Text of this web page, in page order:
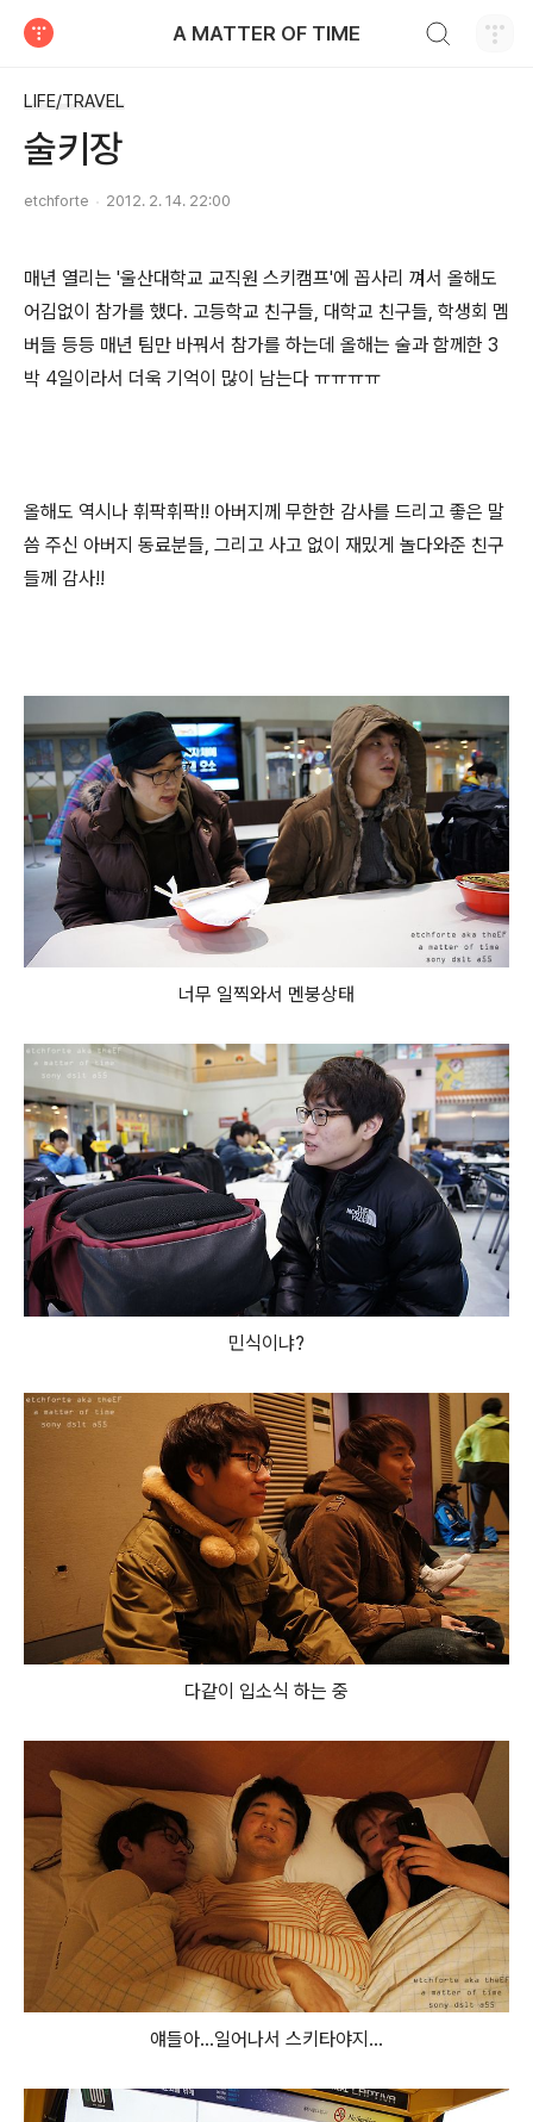
A MATTER OF TIME
LIFE/TRAVEL
술키장
etchforte 2012. 2. 14. 22:00
매년 열리는 '울산대학교 교직원 스키캠프'에 꼽사리 껴서 올해도
어김없이 참가를 했다. 고등학교 친구들, 대학교 친구들, 학생회 멤
버들 등등 매년 팀만 바꿔서 참가를 하는데 올해는 술과 함께한 3
박 4일이라서 더욱 기억이 많이 남는다 ㅠㅠㅠㅠ
올해도 역시나 휘팍휘팍!! 아버지께 무한한 감사를 드리고 좋은 말
씀 주신 아버지 동료분들, 그리고 사고 없이 재밌게 놀다와준 친구
들께 감사!!
너무 일찍와서 멘붕상태
민식이냐?
다같이 입소식 하는 중
얘들아...일어나서 스키타야지...